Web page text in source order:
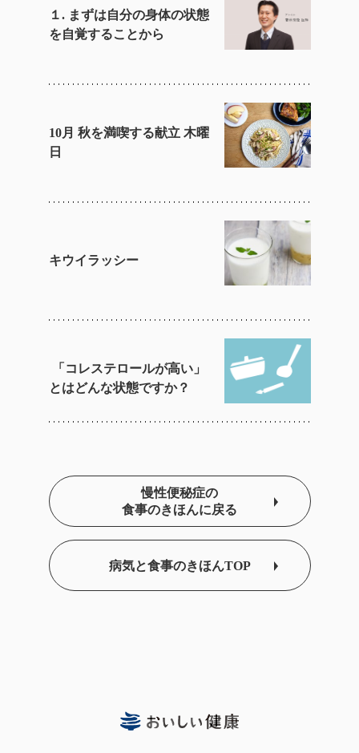
１. まずは自分の身体の状態
を自覚することから
10月 秋を満喫する献立 木曜
日
キウイラッシー
「コレステロールが高い」
とはどんな状態ですか？
慢性便秘症の
食事のきほんに戻る
病気と食事のきほんTOP